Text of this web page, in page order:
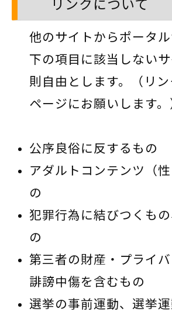
リンクについて
他のサイトからポータ
下の項目に該当しない
則自由とします。（リ
ページにお願いします。
公序良俗に反するもの
アダルトコンテンツ（
の
犯罪行為に結びつくも
の
第三者の財産・プライ
誹謗中傷を含むもの
選挙の事前運動、選挙